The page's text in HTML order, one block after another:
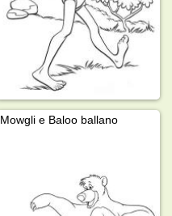
Mowgli e Baloo ballano